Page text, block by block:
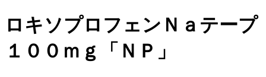
ロキソプロフェンＮａテープ
１００ｍｇ「ＮＰ」